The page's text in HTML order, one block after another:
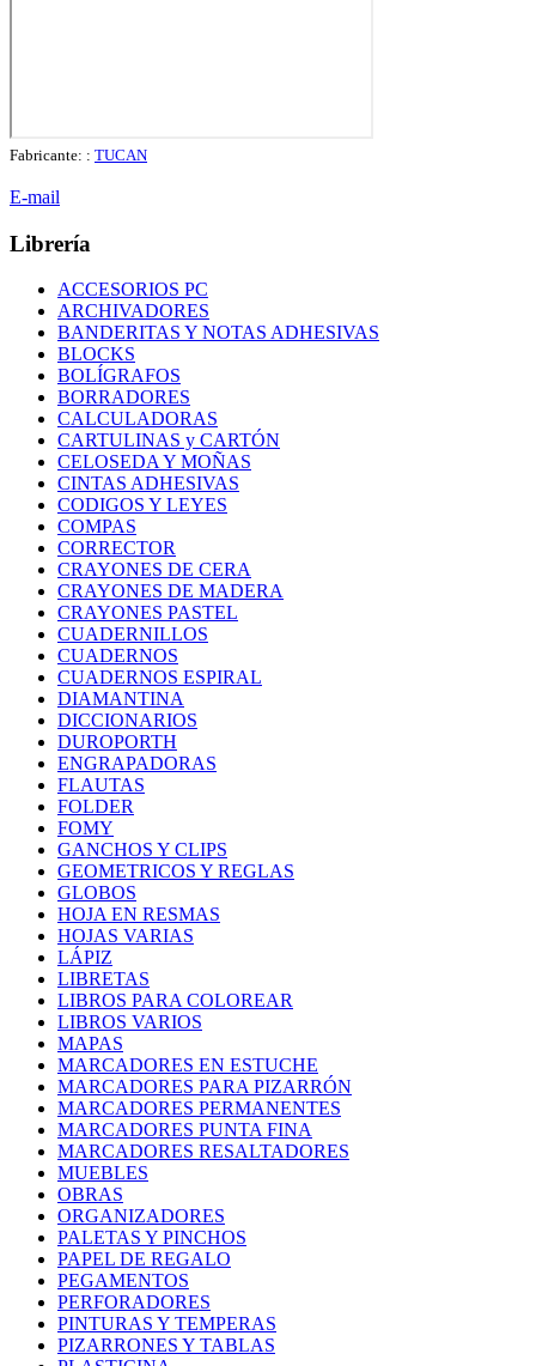
Fabricante: : TUCAN
E-mail
Librería
ACCESORIOS PC
ARCHIVADORES
BANDERITAS Y NOTAS ADHESIVAS
BLOCKS
BOLÍGRAFOS
BORRADORES
CALCULADORAS
CARTULINAS y CARTÓN
CELOSEDA Y MOÑAS
CINTAS ADHESIVAS
CODIGOS Y LEYES
COMPAS
CORRECTOR
CRAYONES DE CERA
CRAYONES DE MADERA
CRAYONES PASTEL
CUADERNILLOS
CUADERNOS
CUADERNOS ESPIRAL
DIAMANTINA
DICCIONARIOS
DUROPORTH
ENGRAPADORAS
FLAUTAS
FOLDER
FOMY
GANCHOS Y CLIPS
GEOMETRICOS Y REGLAS
GLOBOS
HOJA EN RESMAS
HOJAS VARIAS
LÁPIZ
LIBRETAS
LIBROS PARA COLOREAR
LIBROS VARIOS
MAPAS
MARCADORES EN ESTUCHE
MARCADORES PARA PIZARRÓN
MARCADORES PERMANENTES
MARCADORES PUNTA FINA
MARCADORES RESALTADORES
MUEBLES
OBRAS
ORGANIZADORES
PALETAS Y PINCHOS
PAPEL DE REGALO
PEGAMENTOS
PERFORADORES
PINTURAS Y TEMPERAS
PIZARRONES Y TABLAS